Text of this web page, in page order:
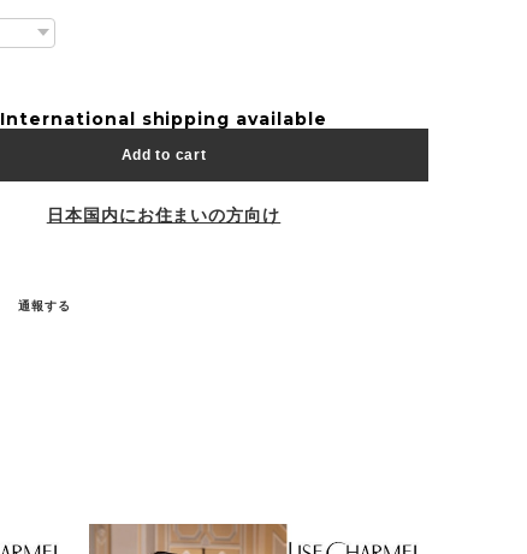
International shipping available
Add to cart
日本国内にお住まいの方向け
通報する